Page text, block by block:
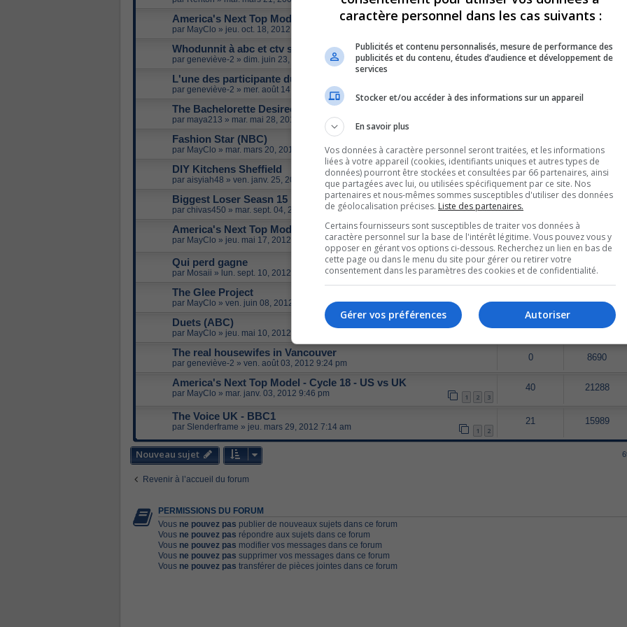
America's Next Top Model - Cycle 20 Boys & Girls
par MayClo » jeu. oct. 18, 2012 1:33 pm
12 15764
Whodunnit à abc et ctv show complètement malade
par geneviève-2 » dim. juin 23, 2013 9:23 pm
2 8420
L'une des participante du bachelor est décédé
par geneviève-2 » mer. août 14, 2013 4:22 pm
The Bachelorette Desiree
par maya213 » mar. mai 28, 2013 9:52 am
Fashion Star (NBC)
par MayClo » mar. mars 20, 2012 11:24 pm
DIY Kitchens Sheffield
par aisyiah48 » ven. janv. 25, 2013 12:11 am
0 3807
Biggest Loser Seasn 15 NEWS (January 2013)
par chivas450 » mar. sept. 04, 2012 3:29 pm
America's Next Top Model - Cycle 19 College Edition
par MayClo » jeu. mai 17, 2012 2:30 pm
30 24646
Qui perd gagne
par Mosaii » lun. sept. 10, 2012 2:08 pm
4 11536
The Glee Project
par MayClo » ven. juin 08, 2012 3:18 pm
Duets (ABC)
par MayClo » jeu. mai 10, 2012 11:33 pm
11 17280
The real housewifes in Vancouver
par geneviève-2 » ven. août 03, 2012 9:24 pm
0 8690
America's Next Top Model - Cycle 18 - US vs UK
par MayClo » mar. janv. 03, 2012 9:46 pm 1 2 3
40 21288
The Voice UK - BBC1
par Slenderframe » jeu. mars 29, 2012 7:14 am 1 2
21 15989
Nouveau sujet
Revenir à l’accueil du forum
PERMISSIONS DU FORUM
Vous ne pouvez pas publier de nouveaux sujets dans ce forum
Vous ne pouvez pas répondre aux sujets dans ce forum
Vous ne pouvez pas modifier vos messages dans ce forum
Vous ne pouvez pas supprimer vos messages dans ce forum
Vous ne pouvez pas transférer de pièces jointes dans ce forum
caractère personnel dans les cas suivants :
Publicités et contenu personnalisés, mesure de performance des
publicités et du contenu, études d’audience et développement de
services
Stocker et/ou accéder à des informations sur un appareil
En savoir plus
Vos données à caractère personnel seront traitées, et les informations
liées à votre appareil (cookies, identifiants uniques et autres types de
données) pourront être stockées et consultées par 66 partenaires, ainsi
que partagées avec lui, ou utilisées spécifiquement par ce site. Nos
partenaires et nous-mêmes sommes susceptibles d'utiliser des données
de géolocalisation précises. Liste des partenaires.
Certains fournisseurs sont susceptibles de traiter vos données à
caractère personnel sur la base de l'intérêt légitime. Vous pouvez vous y
opposer en gérant vos options ci-dessous. Recherchez un lien en bas de
cette page ou dans le menu du site pour gérer ou retirer votre
consentement dans les paramètres des cookies et de confidentialité.
Autoriser
Gérer vos préférences